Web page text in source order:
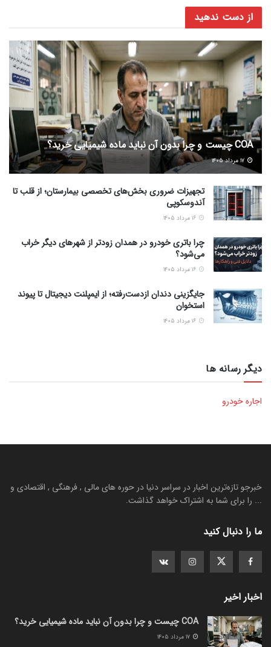
از دست ندهید
COA چیست و چرا بدون آن نباید ماده شیمیایی خرید؟
تجهیزات ضروری بخش‌های تخصصی بیمارستان؛ از قلب تا
آندوسکوپی
چرا باتری خودرو در همدان زودتر از شهرهای دیگر خراب
می‌شود؟
جایگزینی دندان ازدست‌رفته؛ از ایمپلنت دیجیتال تا پیوند
استخوان
دیگر رسانه ها
اجاره خودرو
خبرجو تازه‌ترین اخبار در سراسر دنیا در حوره های مالی , فرهنگی , اقتصادی و
... را برای شما به اشتراک خواهد گذاشت.
ما را دنبال کنید
اخبار اخیر
COA چیست و چرا بدون آن نباید ماده شیمیایی خرید؟